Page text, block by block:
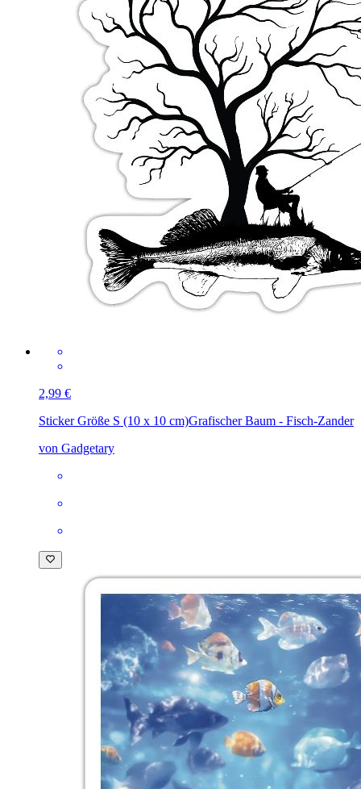
2,99 €
Sticker Größe S (10 x 10 cm)Grafischer Baum - Fisch-Zander
von Gadgetary